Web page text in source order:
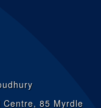
85 Myrdle